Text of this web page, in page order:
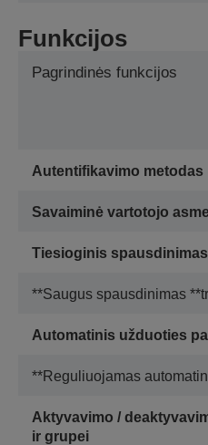
Funkcijos
Pagrindinės funkcijos
Autentifikavimo metodas
Savaiminė vartotojo
Tiesioginis spausdinimas
**Saugus spausdinimas
Automatinis užduoties
**Reguliuojamas
Aktyvavimo /
ir grupei